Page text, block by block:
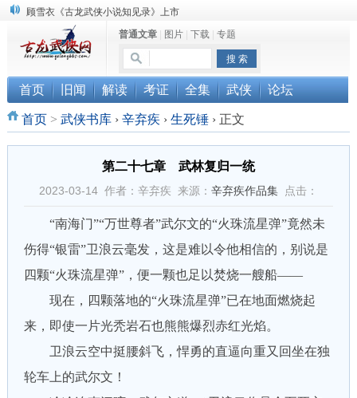
顾雪衣《古龙武侠小说知见录》上市
“武侠书库”查缺补漏活动圆满结束
《古龙小说原貌探究》修订版已上市
普通文章| 图片| 下载| 专题
首页 旧闻 解读 考证 全集 武侠 论坛
首页> 武侠书库 › 辛弃疾 › 生死锤 ›正文
第二十七章 武林复归一统
2023-03-14 作者：辛弃疾 来源： 辛弃疾作品集点击：
“南海门”“万世尊者”武尔文的“火珠流星弹”竟然未
伤得“银雷”卫浪云毫发，这是难以令他相信的，别说是
四颗“火珠流星弹”，便一颗也足以焚烧一艘船——
现在，四颗落地的“火珠流星弹”已在地面燃烧起
来，即使一片光秃岩石也熊熊爆烈赤红光焰。
卫浪云空中挺腰斜飞，悍勇的直逼向重又回坐在独
轮车上的武尔文！